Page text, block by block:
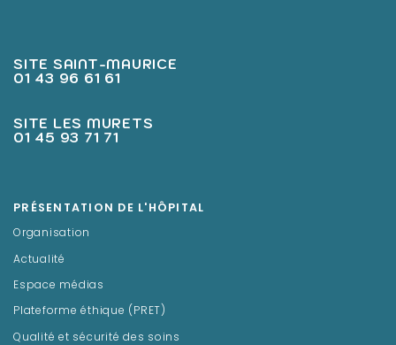
SITE SAINT-MAURICE
01 43 96 61 61
SITE LES MURETS
01 45 93 71 71
PRÉSENTATION DE L'HÔPITAL
Organisation
Actualité
Espace médias
Plateforme éthique (PRET)
Qualité et sécurité des soins